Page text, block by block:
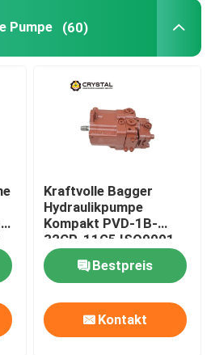
Lader
Pumpe (60)
Kraftvolle Bagger
Hydraulikpumpe
Kompakt PVD-1B-
32CP-11G5 ISO9001
Bestpreis
Kontakt